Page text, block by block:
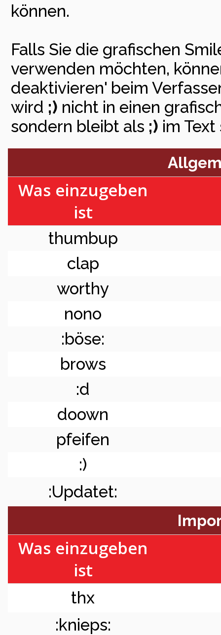
können.
Falls Sie die grafischen
verwenden möchten,
deaktivieren' beim
wird ;) nicht in einen
sondern bleibt als ;) im
Was einzugeben
ist
thumbup
clap
worthy
nono
:böse:
brows
:d
doown
pfeifen
:)
:Updatet:
Was einzugeben
ist
thx
:knieps: